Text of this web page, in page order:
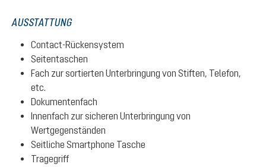
AUSSTATTUNG
Contact-Rückensystem
Seitentaschen
Fach zur sortierten Unterbringung von Stiften, Telefon,
etc.
Dokumentenfach
Innenfach zur sicheren Unterbringung von
Wertgegenständen
Seitliche Smartphone Tasche
Tragegriff